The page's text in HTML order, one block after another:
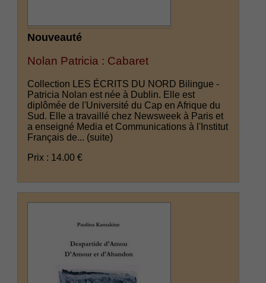
Nouveauté
Nolan Patricia : Cabaret
Collection LES ÉCRITS DU NORD Bilingue -
Patricia Nolan est née à Dublin. Elle est
diplômée de l'Université du Cap en Afrique du
Sud. Elle a travaillé chez Newsweek à Paris et
a enseigné Media et Communications à l'Institut
Français de... (suite)
Prix : 14.00 €